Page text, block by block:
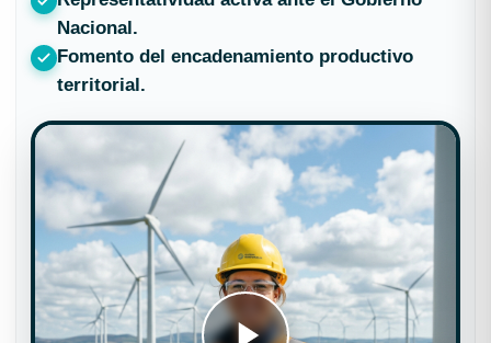
Nacional.
Fomento del encadenamiento productivo
territorial.